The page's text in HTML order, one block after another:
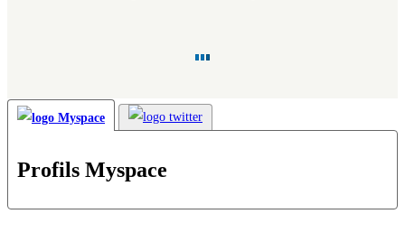
Profils Myspace